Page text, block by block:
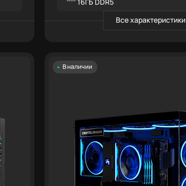
Все характеристики
В наличии